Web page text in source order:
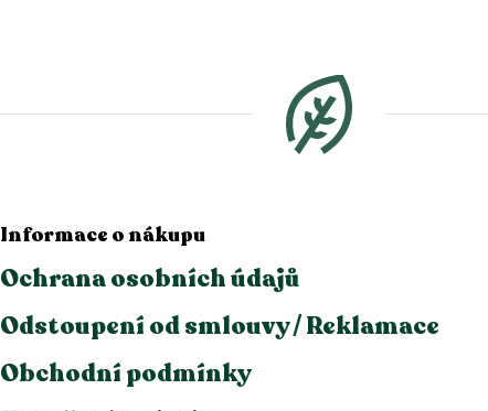
Informace o nákupu
Ochrana osobních údajů
Odstoupení od smlouvy / Reklamace
Obchodní podmínky